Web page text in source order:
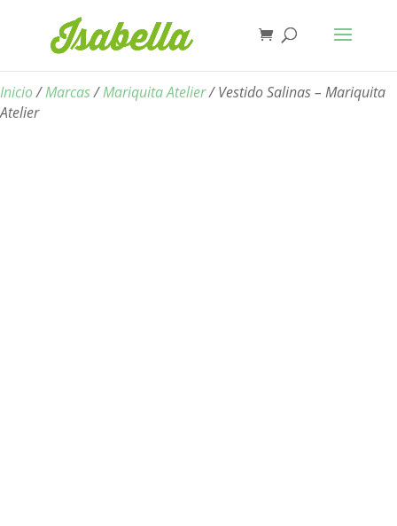
Inicio/Marcas/Mariquita Atelier/ Vestido Salinas – Mariquita
Atelier